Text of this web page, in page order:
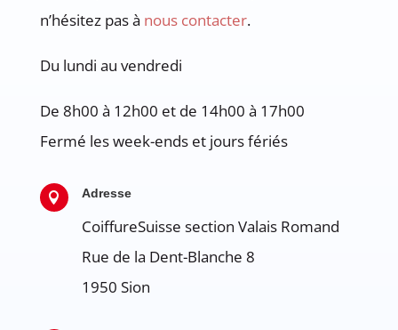
n’hésitez pas à nous contacter.
Du lundi au vendredi
De 8h00 à 12h00 et de 14h00 à 17h00
Fermé les week-ends et jours fériés
 Adresse
CoiffureSuisse section Valais Romand
Rue de la Dent-Blanche 8
1950 Sion